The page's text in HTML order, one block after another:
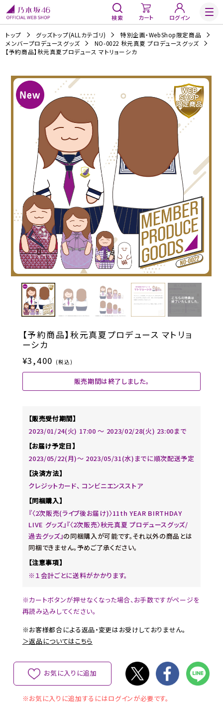
検索 カート ログイン
トップ グッズトップ(ALLカテゴリ)
特別企画・WebShop限定商品
メンバープロデュースグッズ
NO-0022 秋元真夏 プロデュースグッズ
【予約商品】秋元真夏プロデュース マトリョーシカ
【予約商品】秋元真夏プロデュース マトリョ
ーシカ
¥3,400 (税込)
販売期間は終了しました。
【販売受付期間】
2023/01/24(火) 17:00 〜 2023/02/28(火) 23:00まで
【お届け予定日】
2023/05/22(月)～ 2023/05/31(水)までに順次配送予定
【決済方法】
クレジットカード、 コンビニエンスストア
【同梱購入】
『〈2次販売(ライブ後お届け)〉11th YEAR BIRTHDAY
LIVE グッズ』『〈2次販売〉秋元真夏 プロデュースグッズ/
過去グッズ』の同梱購入が可能です。それ以外の商品とは
同梱できません。予めご了承ください。
【注意事項】
※１会計ごとに送料がかかります。
※カートボタンが押せなくなった場合、お手数ですがページを
再読み込みしてください。
※お客様都合による返品・変更はお受けしておりません。
＞返品についてはこちら
お気に入りに追加
※お気に入りに追加するにはログインが必要です。